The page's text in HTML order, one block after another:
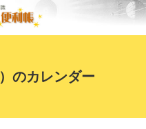
のカレンダー